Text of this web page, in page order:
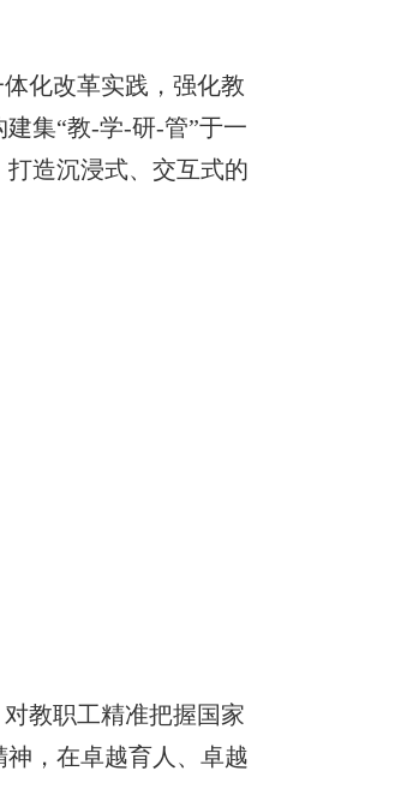
化改革实践，强化教
集“教-学-研-管”于一
造沉浸式、交互式的
教职工精准把握国家
，在卓越育人、卓越